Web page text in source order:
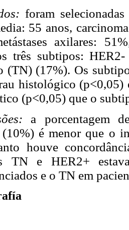
foram
55 anos,
axilares:
três subtipos:
(TN) (17%). Os
histológico (p<0,05)
(p<0,05) que o
a porcentagem
é menor que o
houve
TN e HER2+
e o TN em